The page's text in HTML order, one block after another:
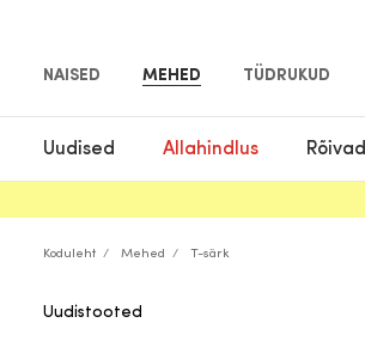
NAISED MEHED TÜDRUKUD
Uudised Allahindlus Rõivad
Koduleht Mehed T-särk
Uudistooted